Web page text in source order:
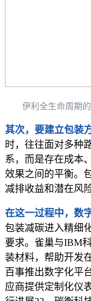
伊利全生命周期
其次，要建立包装
时，往往面对多种
系，而是存在成本
效果之间的平衡。
减排收益和潜在风
在这一过程中，数
包装减碳进入精细
要求。雀巢与IBM
装材料，帮助开发
百事推出数字化平
应商提供定制化仪